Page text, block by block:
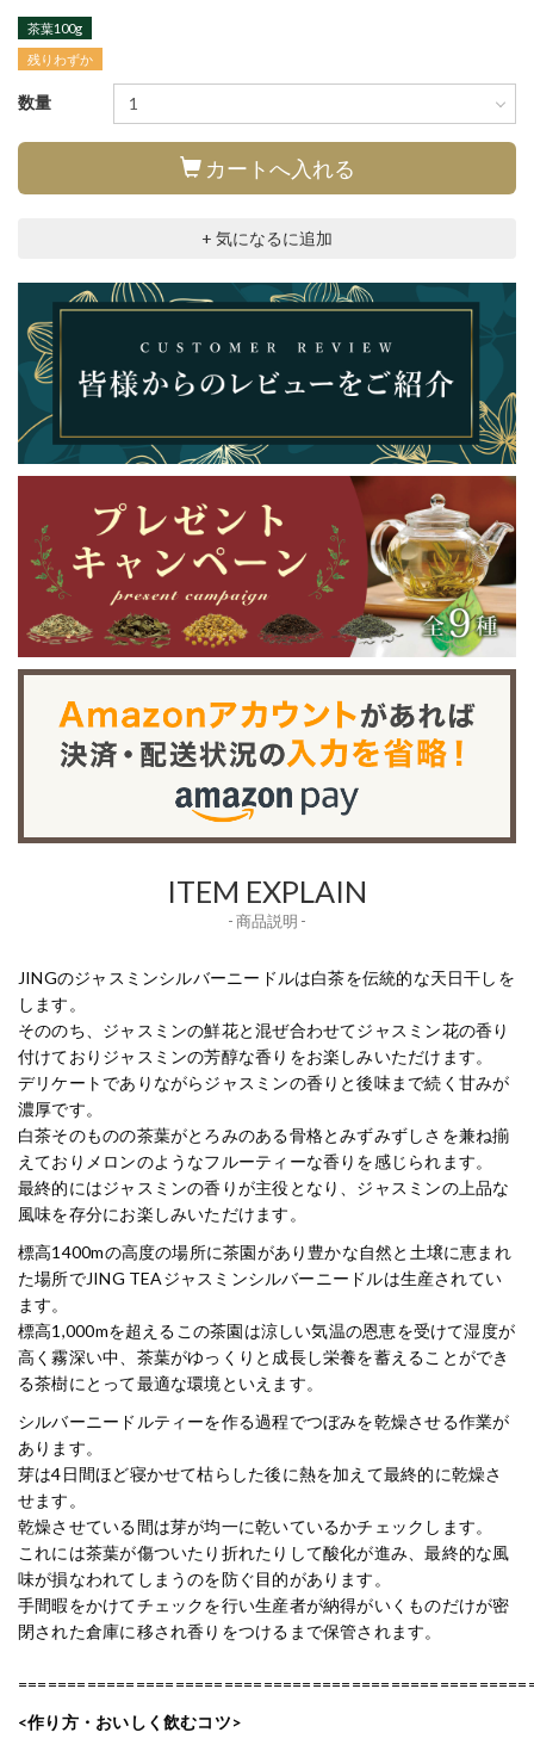
茶葉100g
残りわずか
数量
カートへ入れる
+ 気になるに追加
ITEM EXPLAIN
- 商品説明 -
JINGのジャスミンシルバーニードルは白茶を伝統的な天日干しを
します。
そののち、ジャスミンの鮮花と混ぜ合わせてジャスミン花の香り
付けておりジャスミンの芳醇な香りをお楽しみいただけます。
デリケートでありながらジャスミンの香りと後味まで続く甘みが
濃厚です。
白茶そのものの茶葉がとろみのある骨格とみずみずしさを兼ね揃
えておりメロンのようなフルーティーな香りを感じられます。
最終的にはジャスミンの香りが主役となり、ジャスミンの上品な
風味を存分にお楽しみいただけます。
標高1400mの高度の場所に茶園があり豊かな自然と土壌に恵まれ
た場所でJING TEAジャスミンシルバーニードルは生産されてい
ます。
標高1,000mを超えるこの茶園は涼しい気温の恩恵を受けて湿度が
高く霧深い中、茶葉がゆっくりと成長し栄養を蓄えることができ
る茶樹にとって最適な環境といえます。
シルバーニードルティーを作る過程でつぼみを乾燥させる作業が
あります。
芽は4日間ほど寝かせて枯らした後に熱を加えて最終的に乾燥さ
せます。
乾燥させている間は芽が均一に乾いているかチェックします。
これには茶葉が傷ついたり折れたりして酸化が進み、最終的な風
味が損なわれてしまうのを防ぐ目的があります。
手間暇をかけてチェックを行い生産者が納得がいくものだけが密
閉された倉庫に移され香りをつけるまで保管されます。
<作り方・おいしく飲むコツ>